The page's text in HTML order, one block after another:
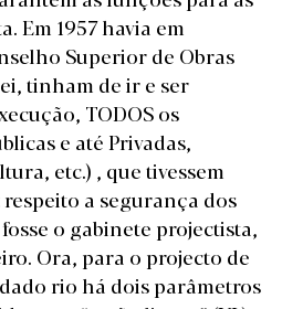
Em 1957 havia em
Superior de Obras
tinham de ir e ser
TODOS os
e até Privadas,
etc.) , que tivessem
a segurança dos
o gabinete projectista,
Ora, para o projecto de
rio há dois parâmetros